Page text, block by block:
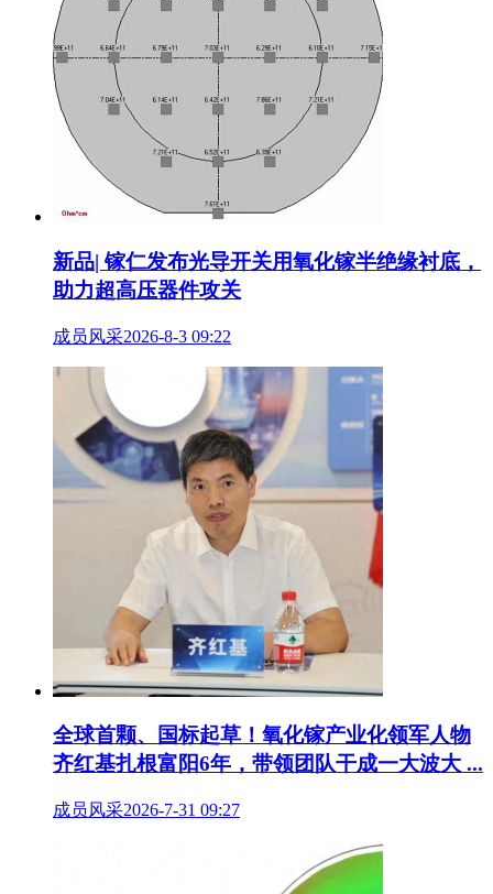
新品| 镓仁发布光导开关用氧化镓半绝缘衬底，
助力超高压器件攻关
成员风采2026-8-3 09:22
全球首颗、国标起草！氧化镓产业化领军人物
齐红基扎根富阳6年，带领团队干成一大波大 ...
成员风采2026-7-31 09:27